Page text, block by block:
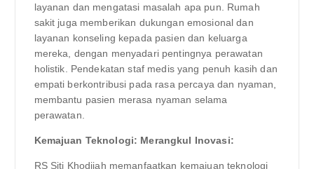
layanan dan mengatasi masalah apa pun. Rumah
sakit juga memberikan dukungan emosional dan
layanan konseling kepada pasien dan keluarga
mereka, dengan menyadari pentingnya perawatan
holistik. Pendekatan staf medis yang penuh kasih dan
empati berkontribusi pada rasa percaya dan nyaman,
membantu pasien merasa nyaman selama
perawatan.
Kemajuan Teknologi: Merangkul Inovasi:
RS Siti Khodijah memanfaatkan kemajuan teknologi